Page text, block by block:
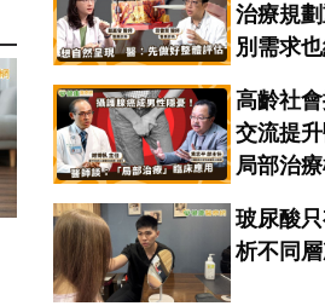
治療規
別需求
高齡社
交流提
局部治
玻尿酸
析不同